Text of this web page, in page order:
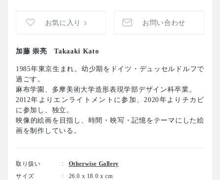
お気に入り 3 お問い合わせ
加藤 崇亮 Takaaki Kato
1985年東京生まれ。幼少期をドイツ・ デュッセルドルフで
過ごす。
麻布学園、多摩美術大学造形表現学部デザイン科卒業。
2012年よりエンライトメントに参加、2020年よりチカビ
に参加し、独立。
映像的絵画を目指し、時間・映写・記憶をテーマにした絵
画を制作している。
取り扱い
Otherwise Gallery
サイズ
26.0 x 18.0 x cm